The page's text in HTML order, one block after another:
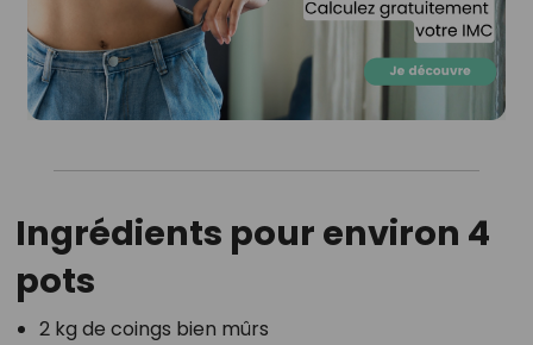
Ingrédients pour environ 4
pots
2 kg de coings bien mûrs